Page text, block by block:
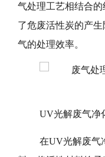
气处理工艺相结合
了危废活性炭的产
气的处理效率。
UV光解废气净
在UV光解废气